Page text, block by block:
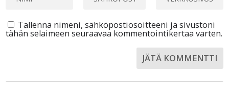
Tallenna nimeni, sähköpostiosoitteeni ja sivustoni
tähän selaimeen seuraavaa kommentointikertaa varten.